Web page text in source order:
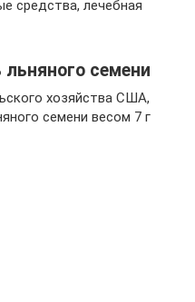
средства, лечебная
семени
хозяйства США,
семени весом 7 г